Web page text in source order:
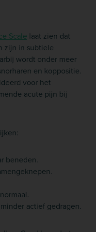
Scale laat zien dat
zijn in subtiele
wordt onder meer
en koppositie.
voor het
acute pijn bij
beneden.
actief gedragen.